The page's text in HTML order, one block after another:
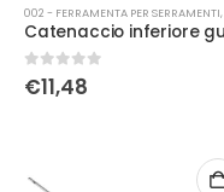
002 - FERRAMENTA PER SERRAMENTI,
0Su 5
€11,48